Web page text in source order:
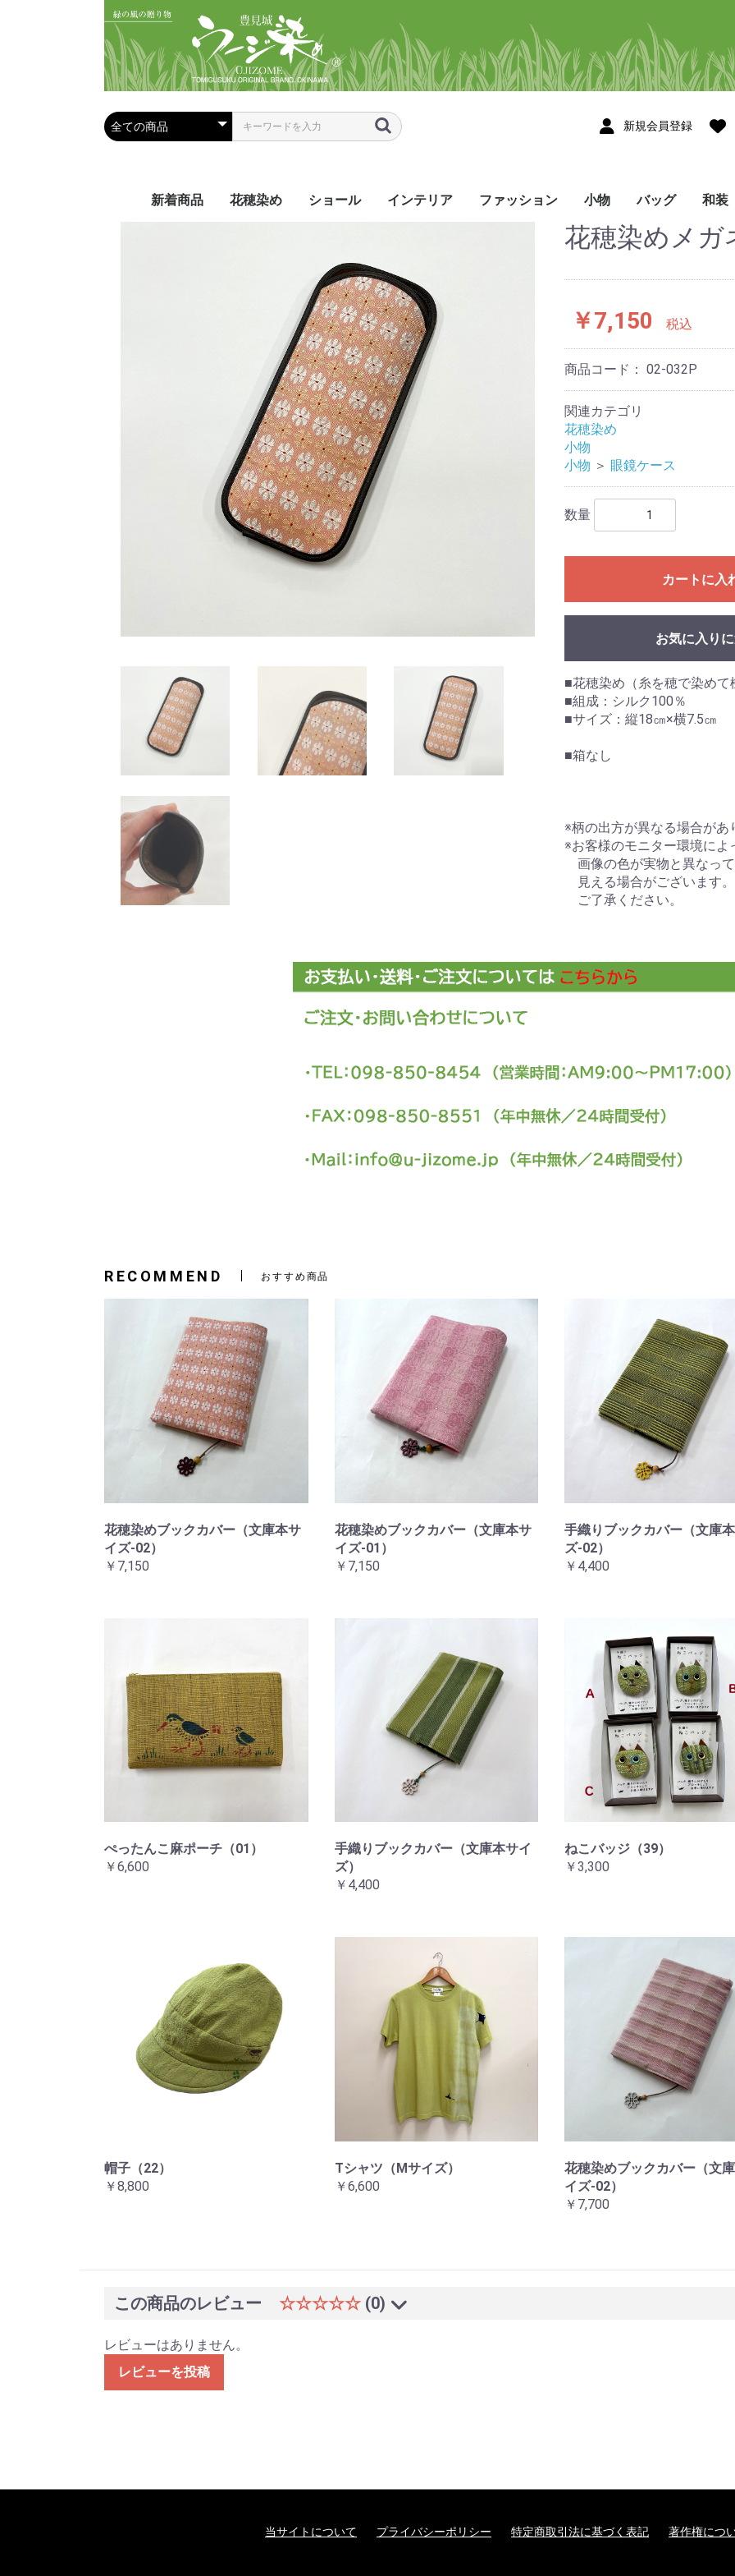
新規会員登録
新着商品 花穂染め ショール インテリア ファッション
メンズ
レディース
かりゆしウェア
Tシャツ・ポロシャツ
帽子・マスク・ヘアバ
小物
ハンカチ/手ぬぐい
眼鏡ケース
ネックストラップ
ポーチ･ペンケース
しおり・ブックカバー
巾着袋
名刺入れ
印鑑ケース・キーケー
財布
ストラップ･お守り
その他の小物
バッグ
トートバッグ
ポシェット
リュック
バッグ・その他
和装
着尺
帯
半幅
角帯
和装
花穂染めメガ
￥7,150 税込
商品コード： 02-032P
関連カテゴリ
花穂染め
小物
小物 ＞ 眼鏡ケース
数量
カートに入
お気に入り
■花穂染め（糸を穂で染めて
■組成：シルク100％
■サイズ：縦18㎝×横7.5㎝
■箱なし
※柄の出方が異なる場合があ
※お客様のモニター環境によ
画像の色が実物と異なって
見える場合がございます。
ご了承ください。
RECOMMEND おすすめ商品
花穂染めブックカバー（文庫本サ
イズ-02）
￥7,150
花穂染めブックカバー（文庫本サ
イズ-01）
￥7,150
手織りブックカバー（文庫
ズ-02）
￥4,400
ぺったんこ麻ポーチ（01）
￥6,600
手織りブックカバー（文庫本サイ
ズ）
￥4,400
ねこバッジ（39）
￥3,300
帽子（22）
￥8,800
Tシャツ（Mサイズ）
￥6,600
花穂染めブックカバー（文
イズ-02）
￥7,700
この商品のレビュー ☆☆☆☆☆ (0)
レビューはありません。
レビューを投稿
当サイトについて プライバシーポリシー 特定商取引法に基づく表記 著作権につ